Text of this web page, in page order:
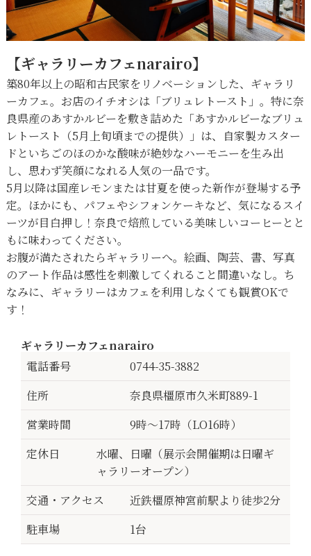
【ギャラリーカフェnarairo】
築80年以上の昭和古民家をリノベーションした、ギャラリ
ーカフェ。お店のイチオシは「ブリュレトースト」。特に奈
良県産のあすかルビーを敷き詰めた「あすかルビーなブリュ
レトースト（5月上旬頃までの提供）」は、自家製カスター
ドといちごのほのかな酸味が絶妙なハーモニーを生み出
し、思わず笑顔になれる人気の一品です。
5月以降は国産レモンまたは甘夏を使った新作が登場する予
定。ほかにも、パフェやシフォンケーキなど、気になるスイ
ーツが目白押し！奈良で焙煎している美味しいコーヒーとと
もに味わってください。
お腹が満たされたらギャラリーへ。絵画、陶芸、書、写真
のアート作品は感性を刺激してくれること間違いなし。ち
なみに、ギャラリーはカフェを利用しなくても観賞OKで
す！
ギャラリーカフェnarairo
電話番号
0744-35-3882
住所
奈良県橿原市久米町889-1
営業時間
9時～17時（LO16時）
定休日
水曜、日曜（展示会開催期は日曜ギ
ャラリーオープン）
交通・アクセス
近鉄橿原神宮前駅より徒歩2分
駐車場
1台